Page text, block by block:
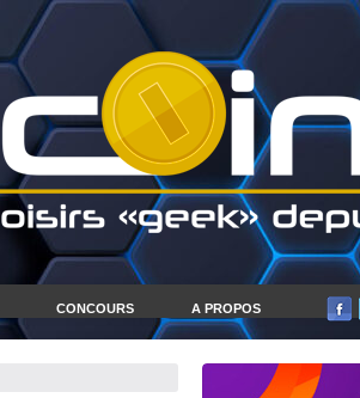
CONCOURS A PROPOS